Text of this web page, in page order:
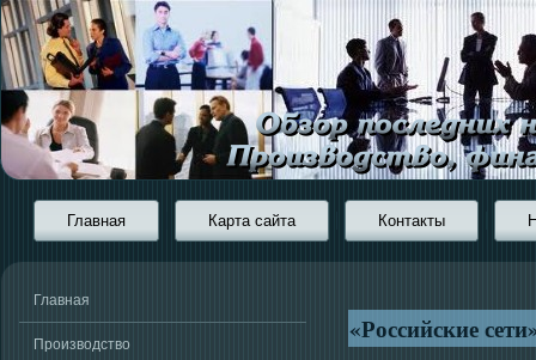
Главная Карта сайта Контакты
Главная
Производство «Российские